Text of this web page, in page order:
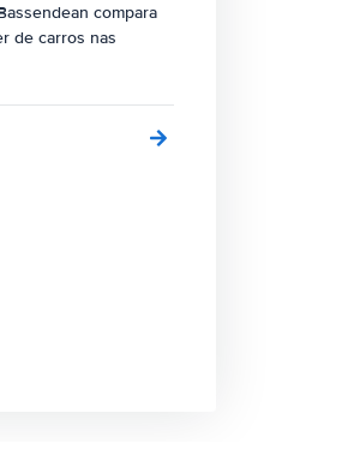
compara
de carros nas